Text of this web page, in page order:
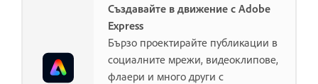
Създавайте в движение с Adobe
Express
Бързо проектирайте публикации в
социалните мрежи, видеоклипове,
флаери и много други с